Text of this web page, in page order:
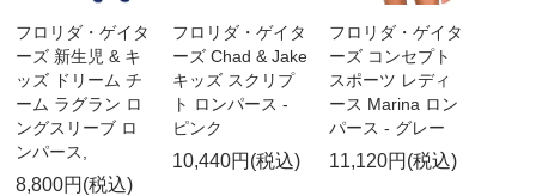
フロリダ・ゲイタ
ーズ 新生児 & キ
ッズ ドリーム チ
ーム ラグラン ロ
ングスリーブ ロ
ンパース,
8,800円(税込)
フロリダ・ゲイタ
ーズ Chad & Jake
キッズ スクリプ
ト ロンパース -
ピンク
10,440円(税込)
フロリダ・ゲイタ
ーズ コンセプト
スポーツ レディ
ース Marina ロン
パース - グレー
11,120円(税込)